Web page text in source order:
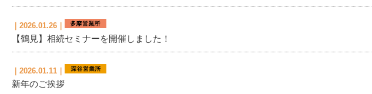
｜2026.01.26｜
【鶴見】相続セミナーを開催しました！
｜2026.01.11｜
新年のご挨拶